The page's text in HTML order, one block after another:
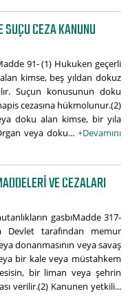
CEZA KANUNU
91- (1) Hukuken geçerli
kimse, beş yıldan dokuz
Suçun konusunun doku
cezasına hükmolunur.(2)
doku alan kimse, bir yıla
veya doku... +Devamını
VE CEZALARI
gasbıMadde 317-
Devlet tarafından memur
donanmasının veya savaş
bir kale veya müstahkem
bir liman veya şehrin
verilir.(2) Kanunen yetkili...